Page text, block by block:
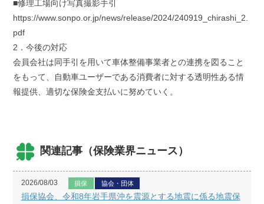
■修理工場向け写真撮影手引
https://www.sonpo.or.jp/news/release/2024/240919_chirashi_2.
pdf
2．今後の対応
会員会社は同手引を用いて車体整備事業者との連携を図ること
をもって、自動車ユーザーである消費者に対する透明性ある情
報提供、適切な保険金支払いに努めていく。
関連記事（保険業界ニュース）
2026/08/03 損保 協会・団体
損保協会、令和8年岩手県沖を震源とする地震に係る地震保